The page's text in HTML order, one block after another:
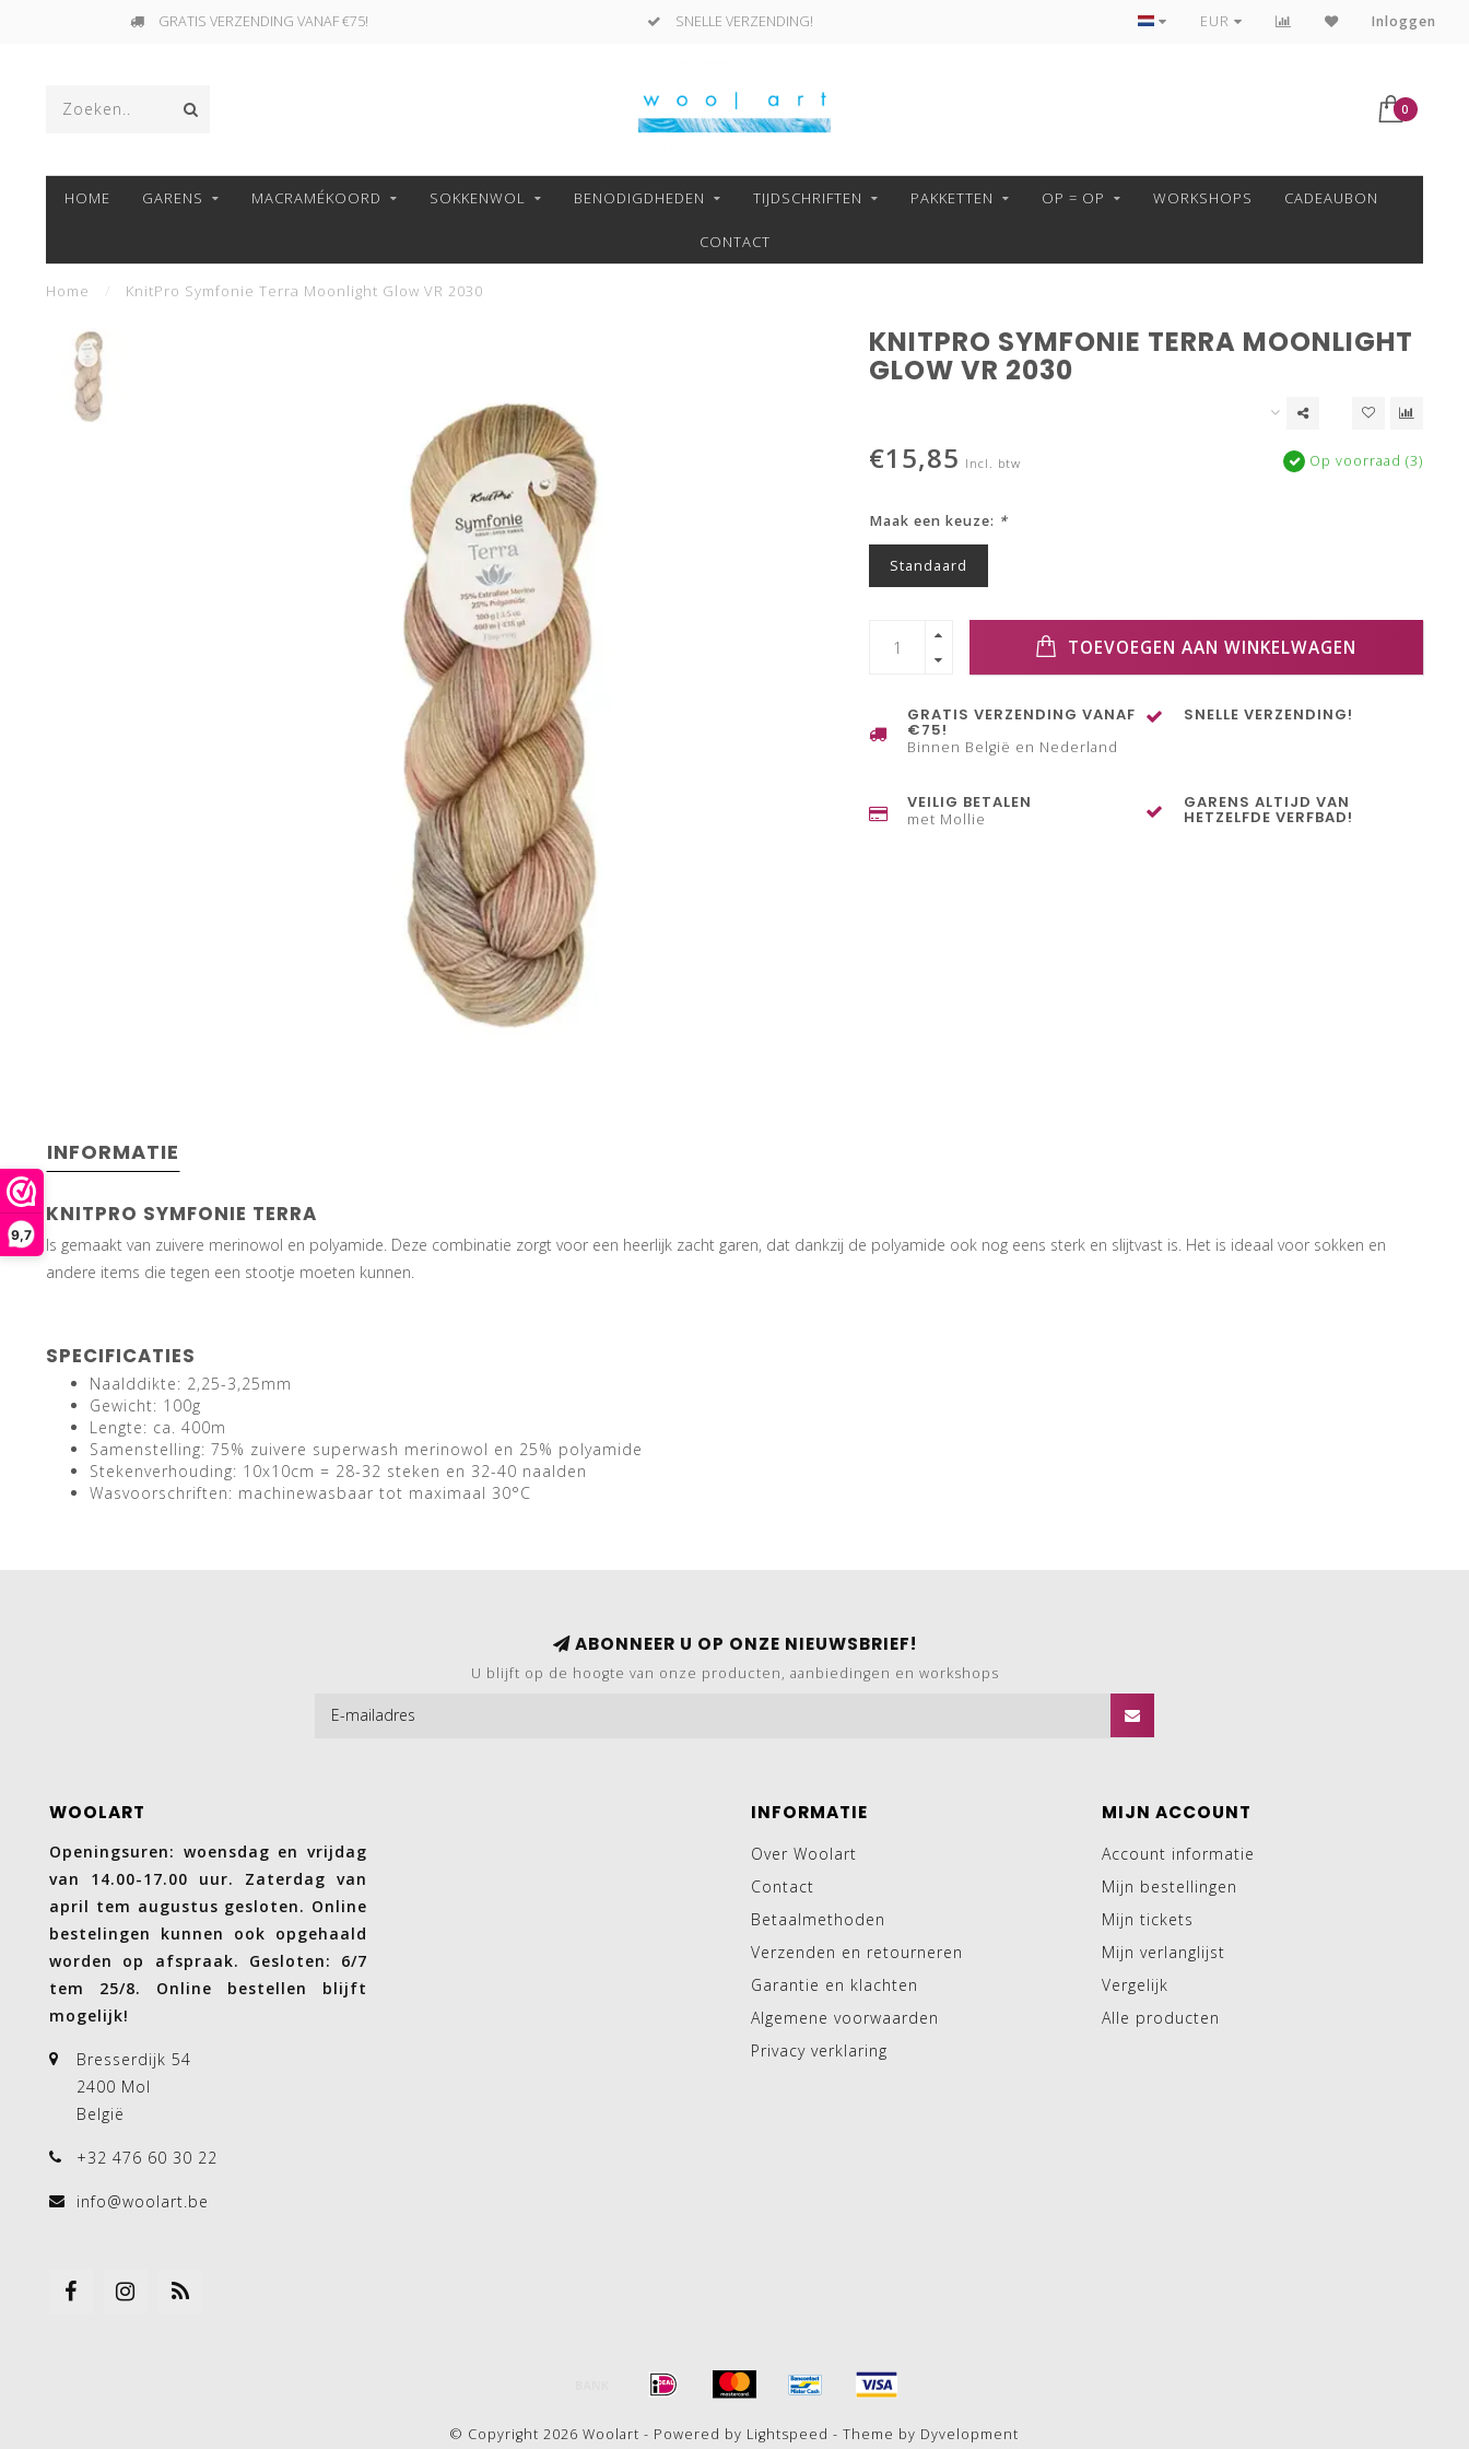
9,7
GRATIS VERZENDING VANAF €75! SNELLE VERZENDING! VEILIG BETALEN MET MOLLIE!
EUR Inloggen
0
HOME GARENS MACRAMÉKOORD SOKKENWOL BENODIGDHEDEN TIJDSCHRIFTEN PAKKETTEN OP = OP WORKSHOPS CADEAUBON
CONTACT
Home KnitPro Symfonie Terra Moonlight Glow VR 2030
KNITPRO SYMFONIE TERRA MOONLIGHT
GLOW VR 2030
€15,85 Incl. btw Op voorraad (3)
Maak een keuze: *
Standaard
TOEVOEGEN AAN WINKELWAGEN
GRATIS VERZENDING VANAF
€75!
Binnen België en Nederland
SNELLE VERZENDING!
VEILIG BETALEN
met Mollie
GARENS ALTIJD VAN
HETZELFDE VERFBAD!
INFORMATIE
KNITPRO SYMFONIE TERRA
Is gemaakt van zuivere merinowol en polyamide. Deze combinatie zorgt voor een heerlijk zacht garen, dat dankzij de polyamide ook nog eens sterk en slijtvast is. Het is ideaal voor sokken en
andere items die tegen een stootje moeten kunnen.
SPECIFICATIES
Naalddikte: 2,25-3,25mm
Gewicht: 100g
Lengte: ca. 400m
Samenstelling: 75% zuivere superwash merinowol en 25% polyamide
Stekenverhouding: 10x10cm = 28-32 steken en 32-40 naalden
Wasvoorschriften: machinewasbaar tot maximaal 30°C
ABONNEER U OP ONZE NIEUWSBRIEF!
U blijft op de hoogte van onze producten, aanbiedingen en workshops
WOOLART
Openingsuren: woensdag en vrijdag
van 14.00-17.00 uur. Zaterdag van
april tem augustus gesloten. Online
bestelingen kunnen ook opgehaald
worden op afspraak. Gesloten: 6/7
tem 25/8. Online bestellen blijft
mogelijk!
Bresserdijk 54
2400 Mol
België
+32 476 60 30 22
info@woolart.be
INFORMATIE
Over Woolart
Contact
Betaalmethoden
Verzenden en retourneren
Garantie en klachten
Algemene voorwaarden
Privacy verklaring
MIJN ACCOUNT
Account informatie
Mijn bestellingen
Mijn tickets
Mijn verlanglijst
Vergelijk
Alle producten
© Copyright 2026 Woolart - Powered by Lightspeed - Theme by Dyvelopment